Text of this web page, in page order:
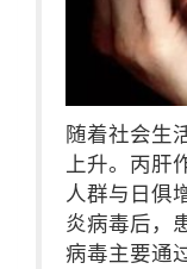
随着社会生
上升。丙肝
人群与日俱
炎病毒后，
病毒主要通